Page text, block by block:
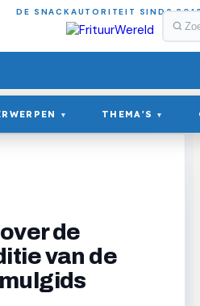
DE SNACKAUTORITEIT SINDS
▾ THEMA'S ▾
de
van de